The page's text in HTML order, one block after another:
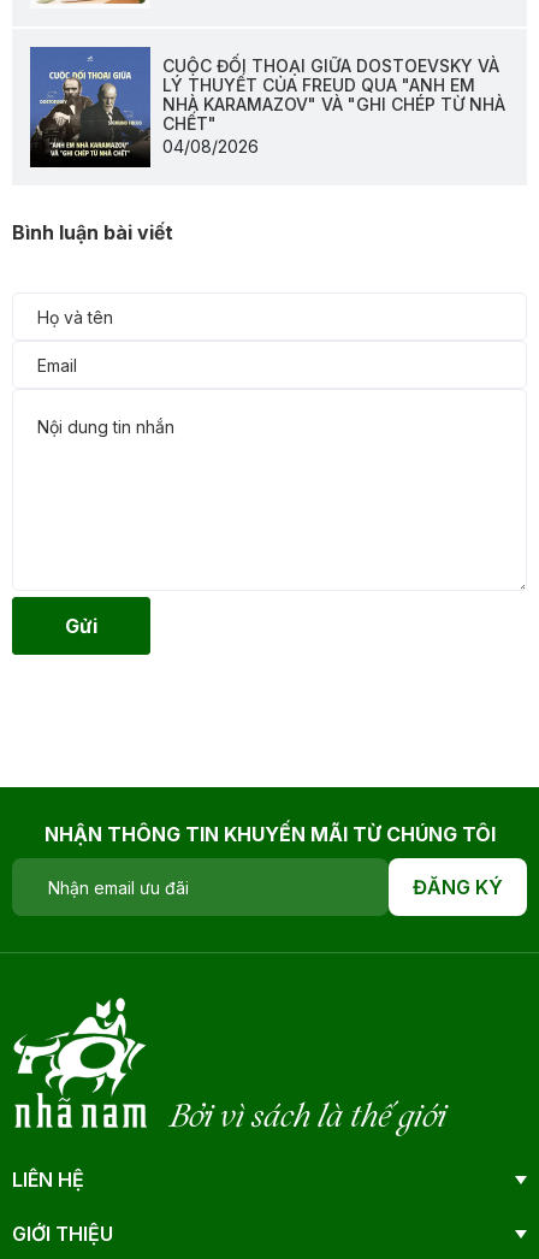
CUỘC ĐỐI THOẠI GIỮA DOSTOEVSKY VÀ
LÝ THUYẾT CỦA FREUD QUA "ANH EM
NHÀ KARAMAZOV" VÀ "GHI CHÉP TỪ NHÀ
CHẾT"
04/08/2026
Bình luận bài viết
Gửi
NHẬN THÔNG TIN KHUYẾN MÃI TỪ CHÚNG TÔI
ĐĂNG KÝ
Bởi vì sách là thế giới
LIÊN HỆ
GIỚI THIỆU